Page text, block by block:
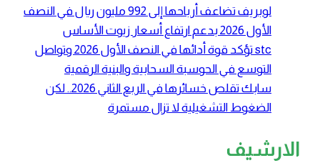
لوبريف تضاعف أرباحها إلى 992 مليون ريال في النصف
الأول 2026 بدعم ارتفاع أسعار زيوت الأساس
stc تؤكد قوة أدائها في النصف الأول 2026 وتواصل
التوسع في الحوسبة السحابية والبنية الرقمية
سابك تقلص خسائرها في الربع الثاني 2026.. لكن
الضغوط التشغيلية لا تزال مستمرة
الارشيف